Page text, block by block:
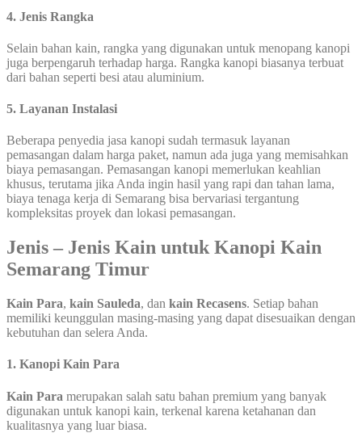
4. Jenis Rangka
Selain bahan kain, rangka yang digunakan untuk menopang kanopi
juga berpengaruh terhadap harga. Rangka kanopi biasanya terbuat
dari bahan seperti besi atau aluminium.
5. Layanan Instalasi
Beberapa penyedia jasa kanopi sudah termasuk layanan
pemasangan dalam harga paket, namun ada juga yang memisahkan
biaya pemasangan. Pemasangan kanopi memerlukan keahlian
khusus, terutama jika Anda ingin hasil yang rapi dan tahan lama,
biaya tenaga kerja di Semarang bisa bervariasi tergantung
kompleksitas proyek dan lokasi pemasangan.
Jenis – Jenis Kain untuk Kanopi Kain
Semarang Timur
Kain Para, kain Sauleda, dan kain Recasens. Setiap bahan
memiliki keunggulan masing-masing yang dapat disesuaikan dengan
kebutuhan dan selera Anda.
1. Kanopi Kain Para
Kain Para merupakan salah satu bahan premium yang banyak
digunakan untuk kanopi kain, terkenal karena ketahanan dan
kualitasnya yang luar biasa.